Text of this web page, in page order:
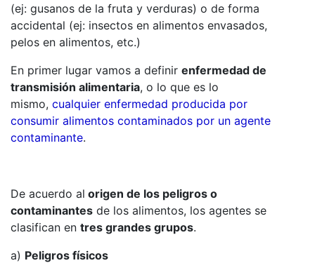
(ej: gusanos de la fruta y verduras) o de forma
accidental (ej: insectos en alimentos envasados,
pelos en alimentos, etc.)
En primer lugar vamos a definir enfermedad de
transmisión alimentaria, o lo que es lo
mismo, cualquier enfermedad producida por
consumir alimentos contaminados por un agente
contaminante.
De acuerdo al origen de los peligros o
contaminantes de los alimentos, los agentes se
clasifican en tres grandes grupos.
a) Peligros físicos